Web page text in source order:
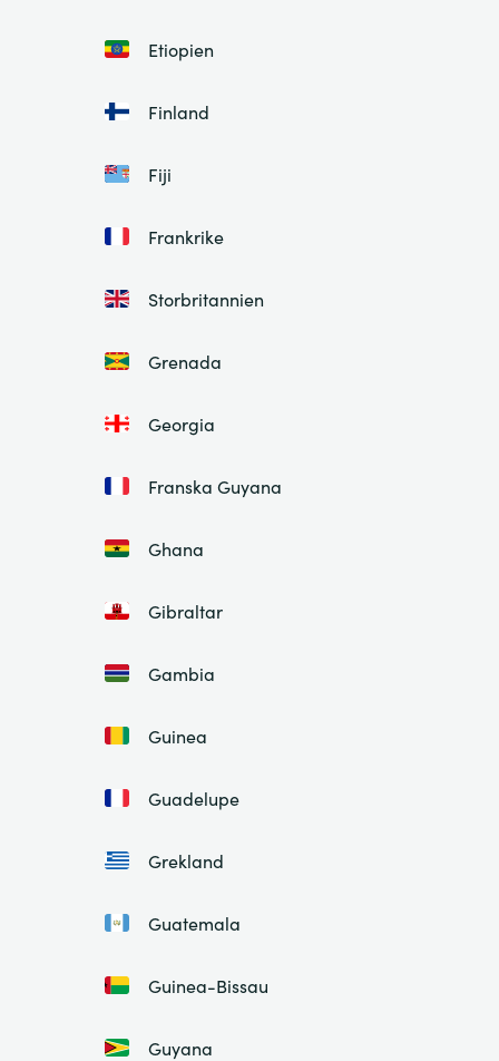
Etiopien
Finland
Fiji
Frankrike
Storbritannien
Grenada
Georgia
Franska Guyana
Ghana
Gibraltar
Gambia
Guinea
Guadelupe
Grekland
Guatemala
Guinea-Bissau
Guyana